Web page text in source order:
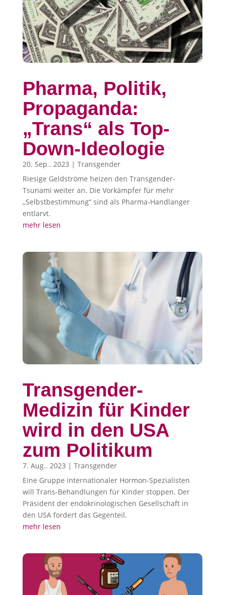
Pharma, Politik,
Propaganda:
„Trans“ als Top-
Down-Ideologie
20. Sep.. 2023 | Transgender
Riesige Geldströme heizen den Transgender-
Tsunami weiter an. Die Vorkämpfer für mehr
„Selbstbestimmung“ sind als Pharma-Handlanger
entlarvt.
mehr lesen
Transgender-
Medizin für Kinder
wird in den USA
zum Politikum
7. Aug.. 2023 | Transgender
Eine Gruppe internationaler Hormon-Spezialisten
will Trans-Behandlungen für Kinder stoppen. Der
Präsident der endokrinologischen Gesellschaft in
den USA fordert das Gegenteil.
mehr lesen